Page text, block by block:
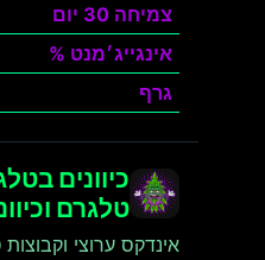
צמיחה 30 יום
אינגייג׳מנט %
גרף
כיוונים
טלגרם
אינדקס ערוצי